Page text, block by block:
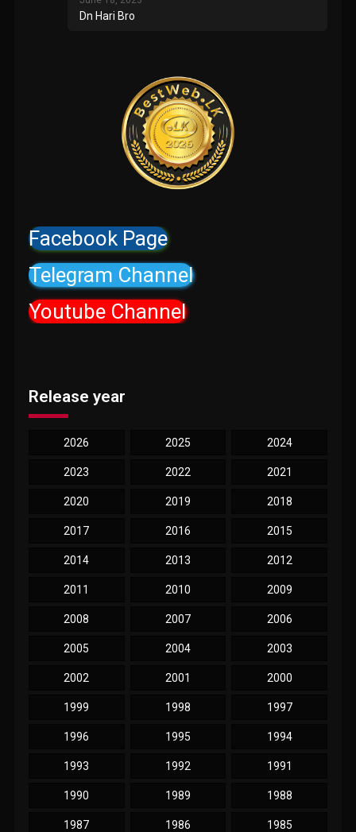
Dn Hari Bro
Facebook Page
Telegram Channel
Youtube Channel
Release year
2026 2025 2024
2023 2022 2021
2020 2019 2018
2017 2016 2015
2014 2013 2012
2011 2010 2009
2008 2007 2006
2005 2004 2003
2002 2001 2000
1999 1998 1997
1996 1995 1994
1993 1992 1991
1990 1989 1988
1987 1986 1985